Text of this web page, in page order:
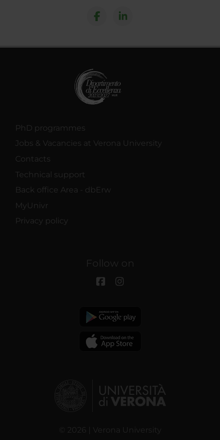
PhD programmes
Jobs & Vacancies at Verona University
Contacts
Technical support
Back office Area - dbErw
MyUnivr
Privacy policy
Follow on
© 2026 | Verona University